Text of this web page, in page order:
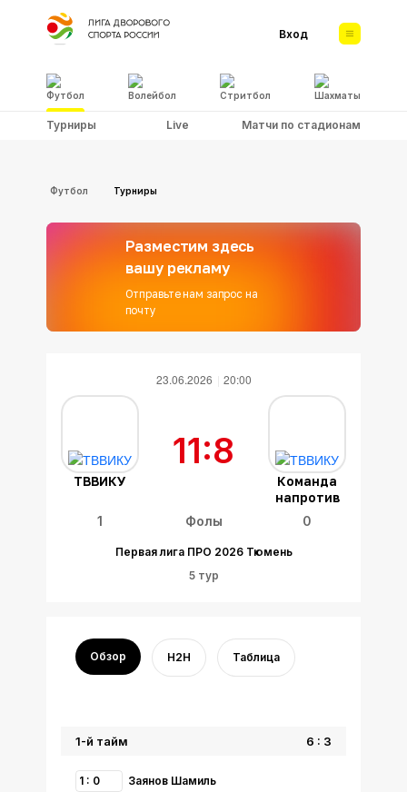
Футбол Волейбол Стритбол Шахматы
Вход
Турниры Live Матчи по стадионам
Футбол Турниры
Разместим здесь
вашу рекламу
Отправьте нам запрос на
почту
23.06.2026 20:00
ТВВИКУ
Команда
напротив
11:8
Первая лига ПРО 2026 Тюмень
5 тур
Фолы
1 0
Обзор H2H Таблица
1 : 0 Заянов Шамиль
1-й тайм 6 : 3